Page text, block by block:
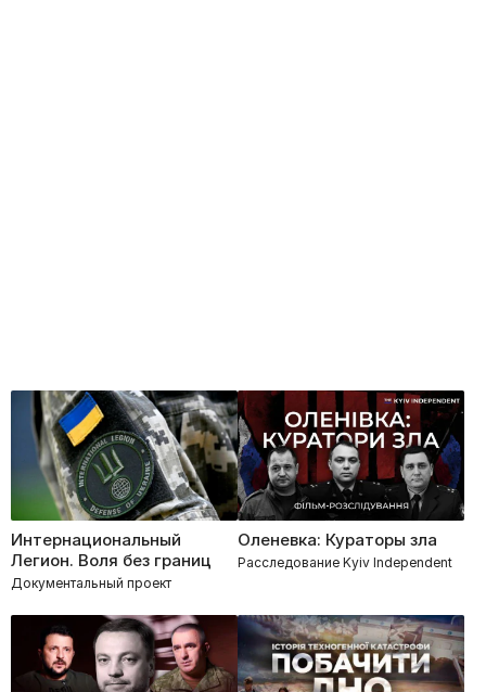
Интернациональный
Легион. Воля без границ
Документальный проект
Оленевка: Кураторы зла
Расследование Kyiv Independent